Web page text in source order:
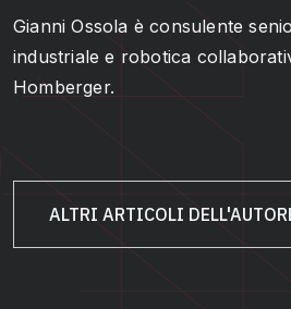
Gianni Ossola è consulente
industriale e robotica
Homberger.
ALTRI ARTICOLI